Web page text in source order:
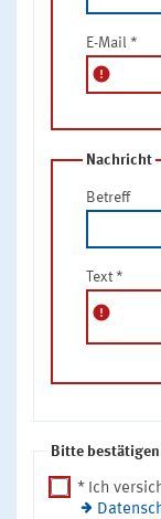
E-Mail *
error
Nachricht
Betreff
Text *
error
Bitte
* Ich